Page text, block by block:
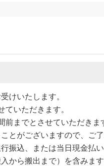
けいたします。
ていただきます。
前までとさせていただき
とがございますので、ご了
振込、または当日現金払
から搬出まで）を含みます